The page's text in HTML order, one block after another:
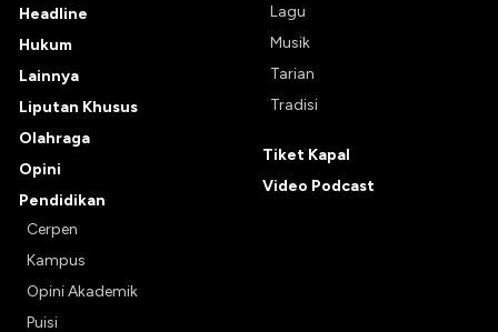
Headline
Hukum
Lainnya
Liputan Khusus
Olahraga
Opini
Pendidikan
Cerpen
Kampus
Opini Akademik
Puisi
Lagu
Musik
Tarian
Tradisi
Tiket Kapal
Video Podcast